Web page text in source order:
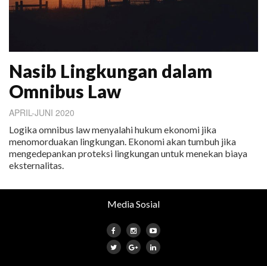
Nasib Lingkungan dalam
Omnibus Law
APRIL-JUNI 2020
Logika omnibus law menyalahi hukum ekonomi jika
menomorduakan lingkungan. Ekonomi akan tumbuh jika
mengedepankan proteksi lingkungan untuk menekan biaya
eksternalitas.
Media Sosial